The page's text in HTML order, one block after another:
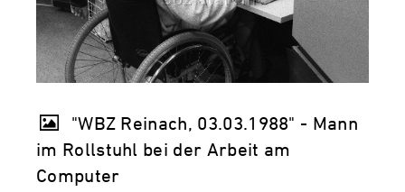
"WBZ Reinach, 03.03.1988" - Mann
im Rollstuhl bei der Arbeit am
Computer